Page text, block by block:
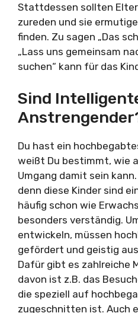
Stattdessen sollten
zureden und sie
finden. Zu sagen „Das
„Lass uns gemeinsam
suchen“ kann für das
Sind
Du hast ein
weißt Du bestimmt, wie
Umgang damit sein
denn diese Kinder sind
häufig schon wie
besonders verständig.
entwickeln, müssen
gefördert und geistig
Dafür gibt es zahlreiche
davon ist z.B. das
die speziell auf
zugeschnitten ist. Auch